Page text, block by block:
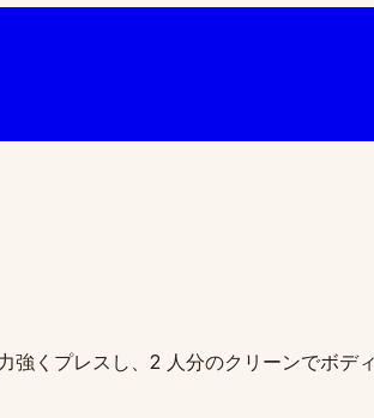
くプレスし、2 人分のクリーンでボ